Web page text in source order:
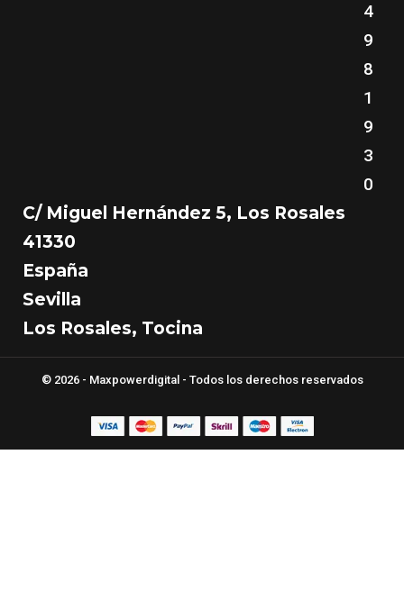
4
9
8
1
9
3
0
C/ Miguel Hernández 5, Los Rosales
41330
España
Sevilla
Los Rosales, Tocina
© 2026 - Maxpowerdigital - Todos los derechos reservados